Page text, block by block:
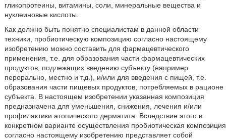
гликопротеины, витамины, соли, минеральные вещества и
нуклеиновые кислоты.
Как должно быть понятно специалистам в данной области
техники, пробиотическую композицию согласно настоящему
изобретению можно составить для фармацевтического
применения, т.е. для образования части фармацевтических
продуктов, подлежащих введению субъекту (например
перорально, местно и т.д.), и/или для введения с пищей, т.е.
образования части пищевых продуктов, потребляемых в рационе
субъекта. В настоящем изобретении указанная композиция
предназначена для уменьшения, снижения, лечения и/или
профилактики атопического дерматита. Вследствие этого в
конкретном варианте осуществления пробиотическая композиция
согласно настоящему изобретению представляет собой